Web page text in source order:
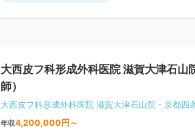
大西皮フ科形成外科医院 滋賀大津石
師）
大西皮フ科形成外科医院 滋賀大津石山院・京都四
年収4,200,000円～